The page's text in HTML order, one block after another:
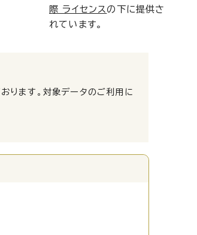
際 ライセンス の下に提供さ
れています。
おります。対象データのご利用に